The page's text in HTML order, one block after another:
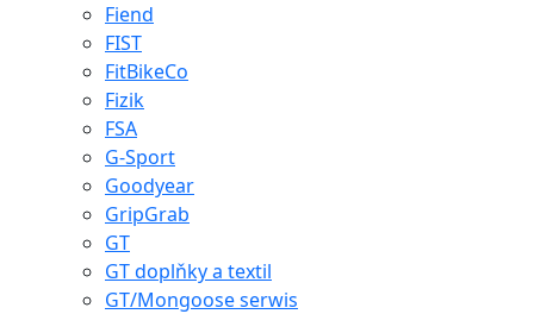
Fiend
FIST
FitBikeCo
Fizik
FSA
G-Sport
Goodyear
GripGrab
GT
GT doplňky a textil
GT/Mongoose serwis